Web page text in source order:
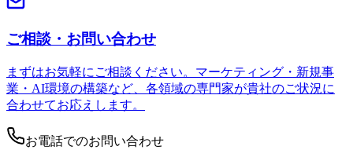
ご相談・お問い合わせ
まずはお気軽にご相談ください。マーケティング・新規事
業・AI環境の構築など、各領域の専門家が貴社のご状況に
合わせてお応えします。
お電話でのお問い合わせ